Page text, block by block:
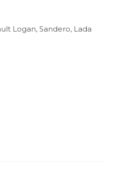
Logan, Sandero, Lada